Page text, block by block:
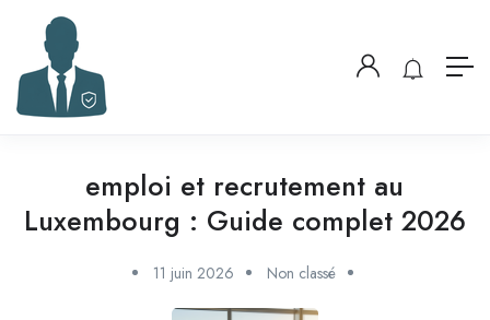
emploi et recrutement au
Luxembourg : Guide complet 2026
11 juin 2026 Non classé